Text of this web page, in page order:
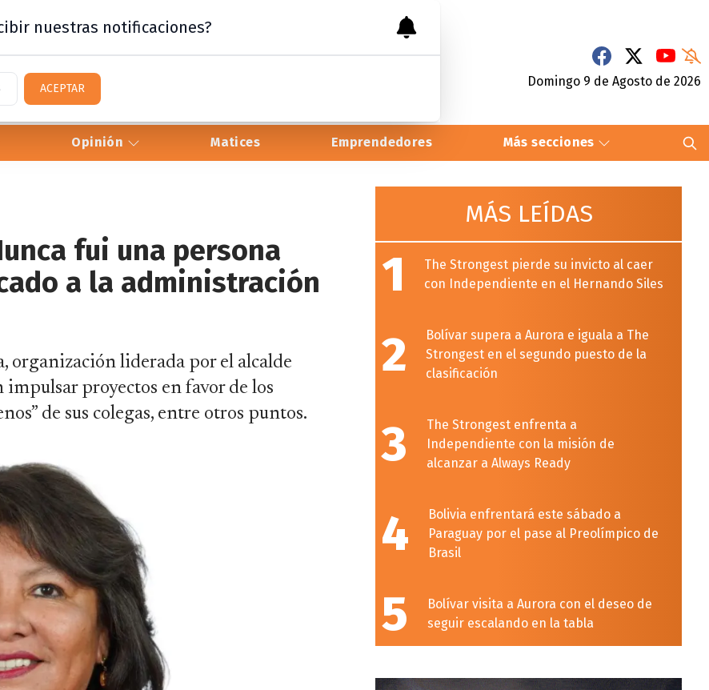
Domingo 9 de Agosto de 2026
Opinión Matices Emprendedores Más secciones
fui una persona
a la administración
organización liderada por el alcalde
proyectos en favor de los
de sus colegas, entre otros puntos.
MÁS LEÍDAS
1
The Strongest pierde su invicto al caer
con Independiente en el Hernando Siles
2
Bolívar supera a Aurora e iguala a The
Strongest en el segundo puesto de la
clasificación
3
The Strongest enfrenta a
Independiente con la misión de
alcanzar a Always Ready
4
Bolivia enfrentará este sábado a
Paraguay por el pase al Preolímpico de
Brasil
5
Bolívar visita a Aurora con el deseo de
seguir escalando en la tabla
nuestras notificaciones?
ACEPTAR